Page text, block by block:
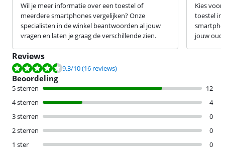
Wil je meer informatie over een toestel of
meerdere smartphones vergelijken? Onze
specialisten in de winkel beantwoorden al jouw
vragen en laten je graag de verschillende zien.
Kies
toestel in
jouw
Reviews
Beoordeling is 9,3 van de 10, gebaseerd op 16 reviews.
9,3/10(16 reviews)
Beoordeling
5 sterren
12
4 sterren
4
3 sterren
0
2 sterren
0
1 ster
0